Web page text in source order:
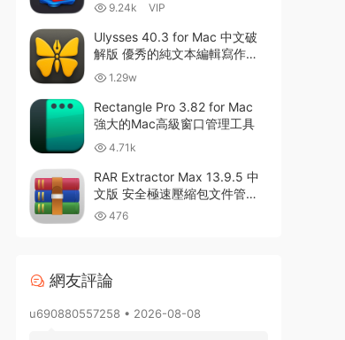
9.24k VIP
Ulysses 40.3 for Mac 中文破
解版 優秀的純文本編輯寫作軟
件 1.29w
Rectangle Pro 3.82 for Mac
強大的Mac高級窗口管理工具
4.71k
RAR Extractor Max 13.9.5 中
文版 安全極速壓縮包文件管理
器 476
網友評論
u690880557258 • 2026-08-08